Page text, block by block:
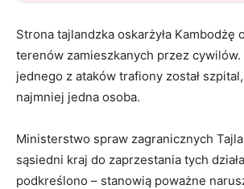
Strona tajlandzka oskarżyła Kambodżę
terenów zamieszkanych przez cywilów.
jednego z ataków trafiony został
najmniej jedna osoba.
Ministerstwo spraw zagranicznych
sąsiedni kraj do zaprzestania tych
podkreślono – stanowią poważne